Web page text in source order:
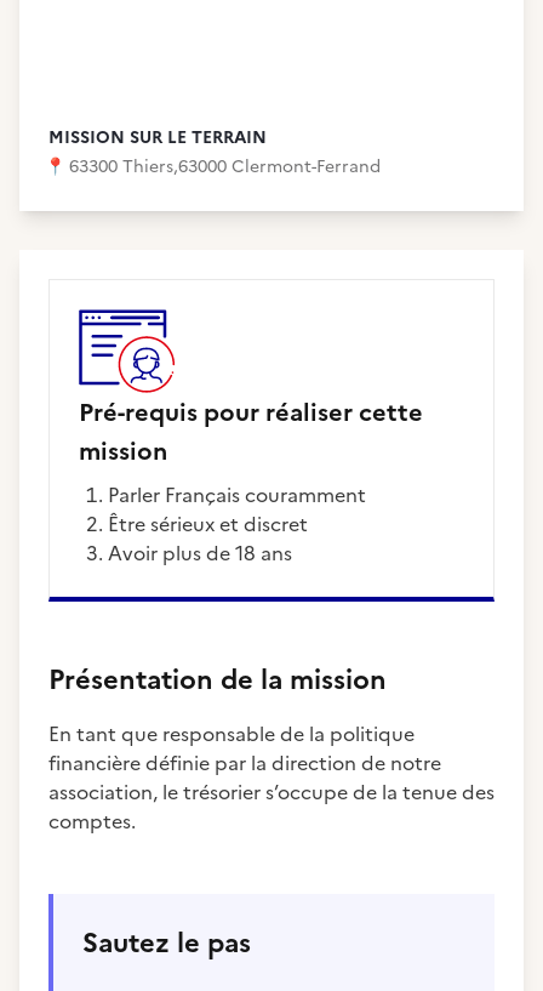
MISSION SUR LE TERRAIN
📍 63300 Thiers,63000 Clermont-Ferrand
Pré-requis pour réaliser cette
mission
Parler Français couramment
Être sérieux et discret
Avoir plus de 18 ans
Présentation de la mission
En tant que responsable de la politique
financière définie par la direction de notre
association, le trésorier s’occupe de la tenue des
comptes.
Sautez le pas